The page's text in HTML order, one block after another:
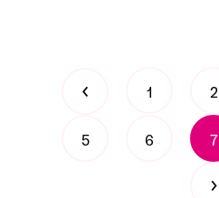
‹ 1 2
5 6 7
›